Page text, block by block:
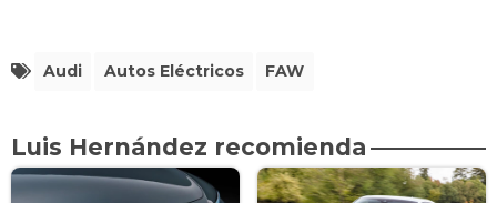
Audi Autos Eléctricos FAW
Luis Hernández recomienda